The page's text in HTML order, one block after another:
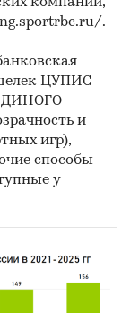
и
и мире.
и
и базы
.
ЦУПИС
и
игр),
способы
у